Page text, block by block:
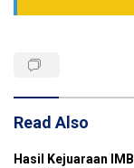
Read Also
Hasil Kejuaraan